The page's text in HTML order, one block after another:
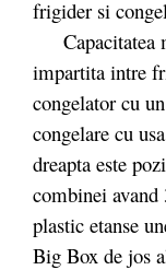
frigider si
Capacitatea
impartita intre
congelator cu
congelare cu
dreapta este
combinei
plastic etanse
Big Box de jos